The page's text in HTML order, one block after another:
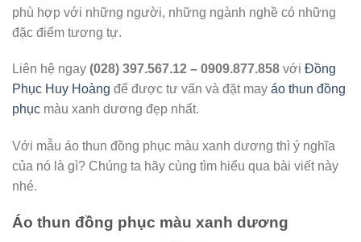
phù hợp với những người, những ngành nghề có những
đặc điểm tương tự.
Liên hệ ngay (028) 397.567.12 – 0909.877.858 với Đồng
Phục Huy Hoàng để được tư vấn và đặt may áo thun đồng
phục màu xanh dương đẹp nhất.
Với mẫu áo thun đồng phục màu xanh dương thì ý nghĩa
của nó là gì? Chúng ta hãy cùng tìm hiểu qua bài viết này
nhé.
Áo thun đồng phục màu xanh dương